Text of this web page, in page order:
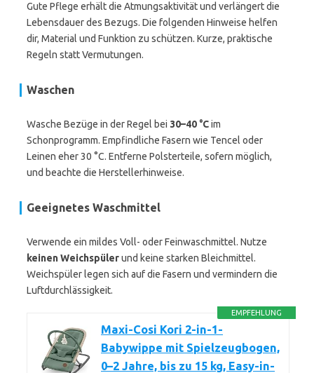
Gute Pflege erhält die Atmungsaktivität und verlängert die
Lebensdauer des Bezugs. Die folgenden Hinweise helfen
dir, Material und Funktion zu schützen. Kurze, praktische
Regeln statt Vermutungen.
Waschen
Wasche Bezüge in der Regel bei 30–40 °Cim
Schonprogramm. Empfindliche Fasern wie Tencel oder
Leinen eher 30 °C. Entferne Polsterteile, sofern möglich,
und beachte die Herstellerhinweise.
Geeignetes Waschmittel
Verwende ein mildes Voll- oder Feinwaschmittel. Nutze
keinen Weichspülerund keine starken Bleichmittel.
Weichspüler legen sich auf die Fasern und vermindern die
Luftdurchlässigkeit.
EMPFEHLUNG
Maxi-Cosi Kori 2-in-1-
Babywippe mit Spielzeugbogen,
0–2 Jahre, bis zu 15 kg, Easy-in-